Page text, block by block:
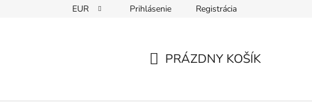
EUR Prihlásenie Registrácia
KOŠÍK
PRÁZDNY KOŠÍK